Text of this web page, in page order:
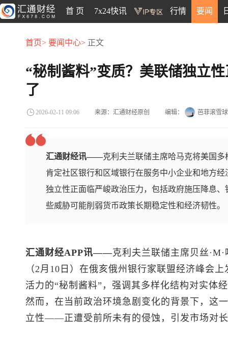
首 页 7x24快讯 行情 要闻
首页> 要闻中心> 正文
“秘制酱料”变质？美联储独立
了
2026-02-11 09:06 来源：汇通财经原创 编辑： 芭菲滚雪球
汇通财经讯——克利夫兰联储主席哈马克将美国
肯定社区银行和区域银行在服务中小企业和地方
独立性正面临严峻政治压力，包括政府施压降息
些威胁可能削弱货币政策长期稳定性和经济韧性。
汇通财经APP讯——克利夫兰联储主席贝丝
（2月10日）在俄亥俄州银行家联盟经济峰会
活力的“秘制酱料”，强调其多样化结构对实体
然而，在当前政治环境急剧变化的背景下，这
立性——正遭受前所未有的侵蚀，引发市场对